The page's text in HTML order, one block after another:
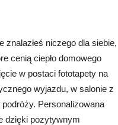
niczego dla siebie,
cenią ciepło domowego
w postaci fototapety na
wyjazdu, w salonie z
Personalizowana
dzięki pozytywnym